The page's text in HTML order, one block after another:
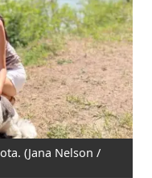
(Jana Nelson /